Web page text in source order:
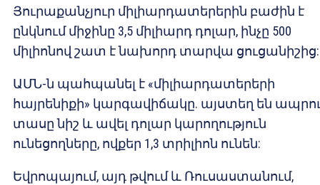
Յուրաքանչյուր միլիարդատերերին բաժին է
ընկնում միջինը 3,5 միլիարդ դոլար, ինչը 500
միլիոնով շատ է նախորդ տարվա ցուցանիշից:
ԱՄՆ-ն պահպանել է «միլիարդատերերի
հայրենիքի» կարգավիճակը. այստեղ են
տասը նիշ և ավել դոլար կարողություն
ունեցողները, ովքեր 1,3 տրիլիոն ունեն:
Եվրոպայում, այդ թվում և Ռուսաստանում,